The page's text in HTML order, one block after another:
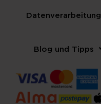
Datenverarbeitung
Blog und Tipps